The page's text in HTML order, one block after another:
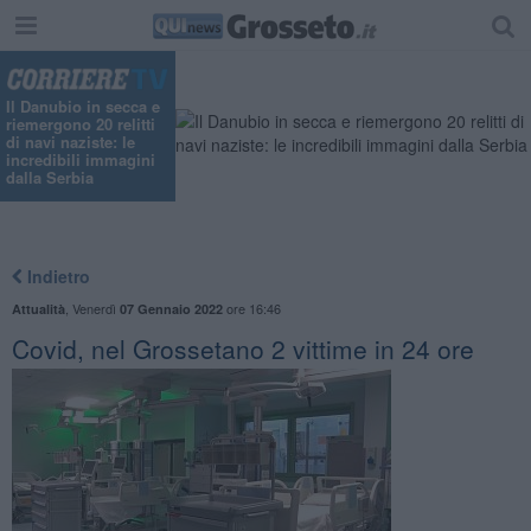
Il Danubio in secca e
riemergono 20 relitti
di navi naziste: le
incredibili immagini
dalla Serbia
Indietro
Attualità Venerdì 07 Gennaio 2022ore 16:46
Covid, nel Grossetano 2 vittime in 24 ore